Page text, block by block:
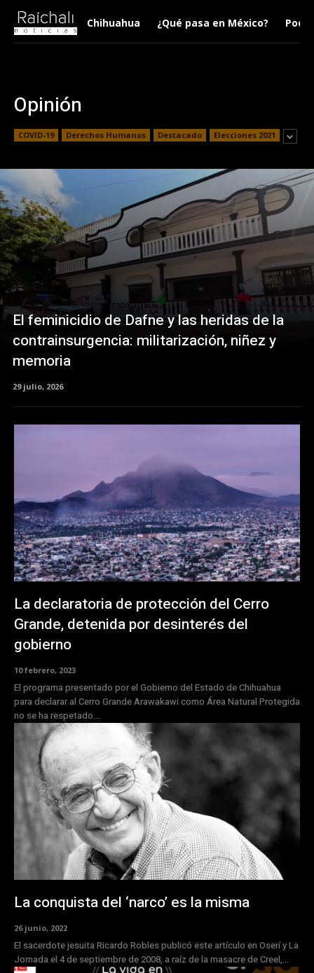
Chihuahua ¿Qué pasa en México?
Opinión
COVID-19 Derechos Humanos Destacado Elecciones 2021
El feminicidio de Dafne y las heridas de la
contrainsurgencia: militarización, niñez y
memoria
29 julio, 2026
La declaratoria de protección del Cerro
Grande, detenida por desinterés del
gobierno
10 febrero, 2023
El programa presentado por el Gobierno del Estado de Chihuahua
para declarar al Cerro Grande Arawakawi como Área Natural Protegida
no se ha respetado....
La conquista del ‘narco’ es la misma
26 junio, 2022
El sacerdote jesuita Ricardo Robles publicó este artículo en Oserí y La
Jornada el 4 de septiembre de 2008, a raíz de la masacre de Creel,...